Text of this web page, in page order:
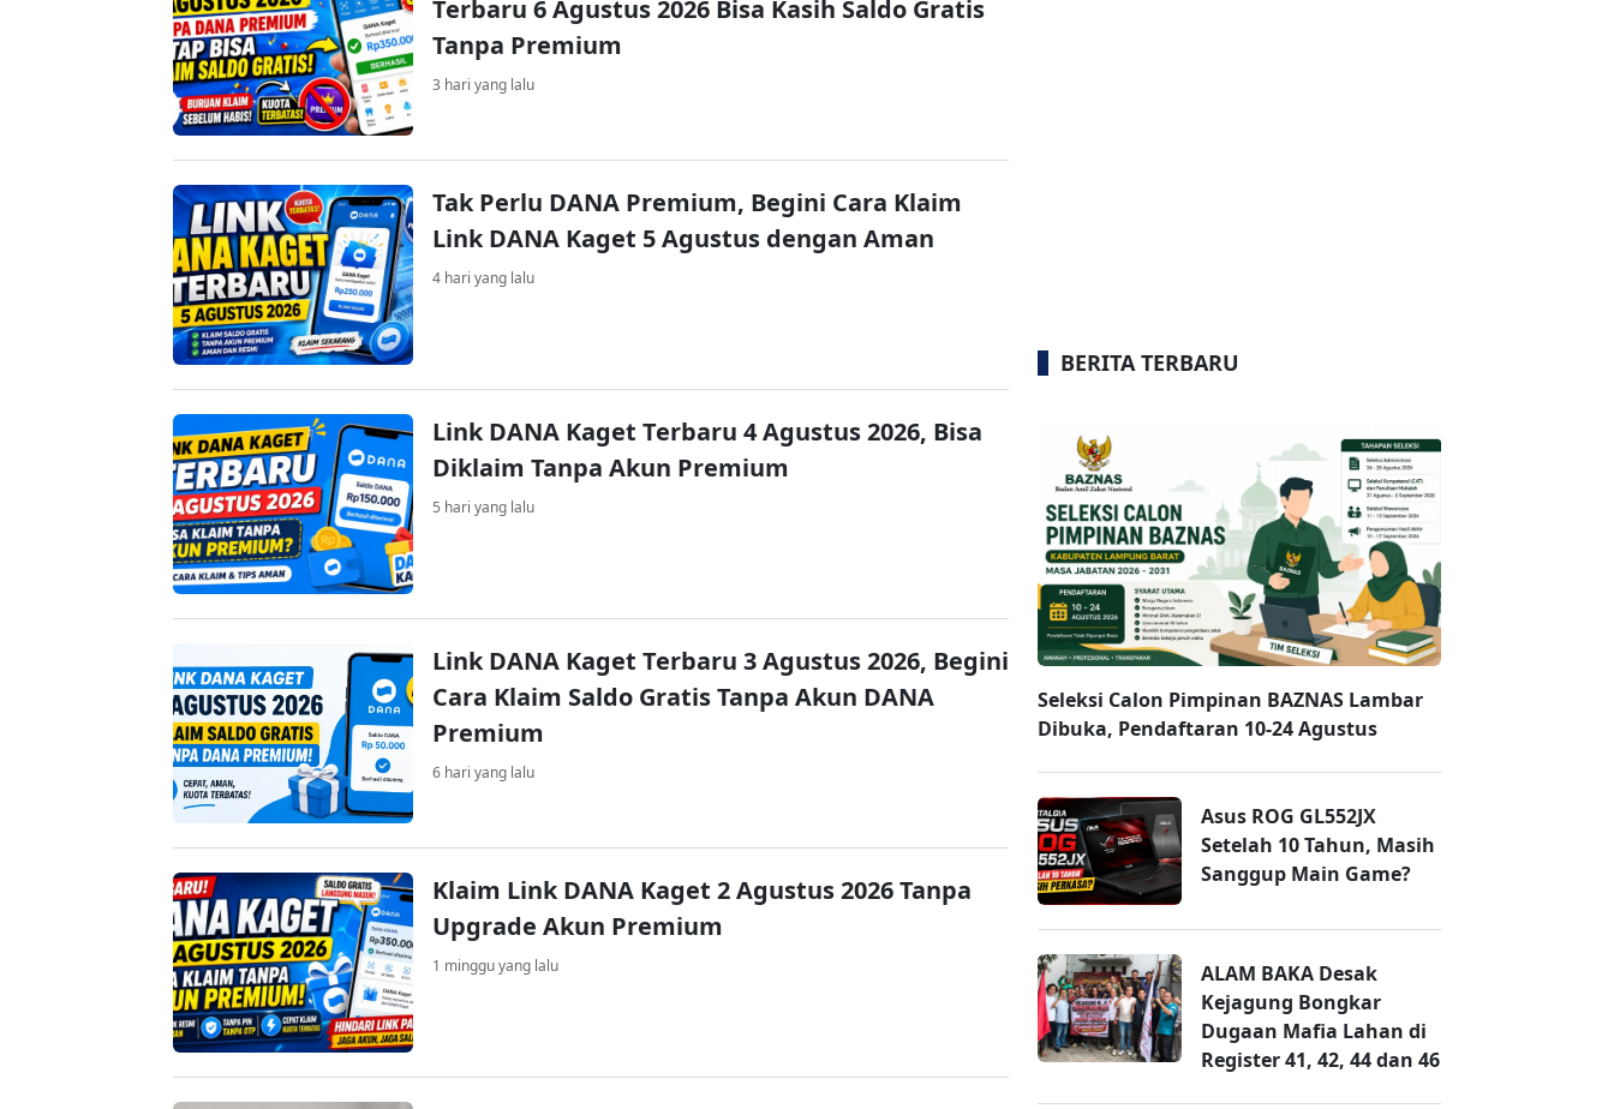
Terbaru 6 Agustus 2026 Bisa Kasih Saldo Gratis
Tanpa Premium
3 hari yang lalu
Tak Perlu DANA Premium, Begini Cara Klaim
Link DANA Kaget 5 Agustus dengan Aman
4 hari yang lalu
Link DANA Kaget Terbaru 4 Agustus 2026, Bisa
Diklaim Tanpa Akun Premium
5 hari yang lalu
Link DANA Kaget Terbaru 3 Agustus 2026, Begini
Cara Klaim Saldo Gratis Tanpa Akun DANA
Premium
6 hari yang lalu
Klaim Link DANA Kaget 2 Agustus 2026 Tanpa
Upgrade Akun Premium
1 minggu yang lalu
BERITA TERBARU
Seleksi Calon Pimpinan BAZNAS Lambar
Dibuka, Pendaftaran 10-24 Agustus
Asus ROG GL552JX
Setelah 10 Tahun, Masih
Sanggup Main Game?
ALAM BAKA Desak
Kejagung Bongkar
Dugaan Mafia Lahan di
Register 41, 42, 44 dan 46